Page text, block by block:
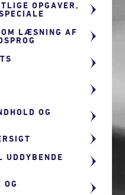
OPGAVER,
LÆSNING AF
OG
UDDYBENDE